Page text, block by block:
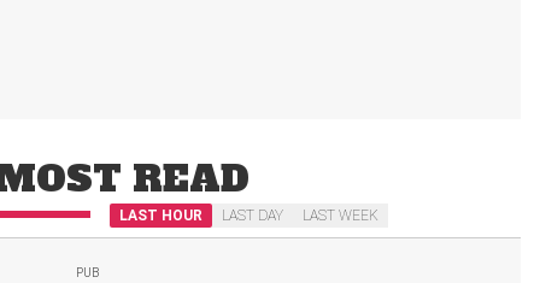
READ
LAST HOUR LAST DAY LAST WEEK